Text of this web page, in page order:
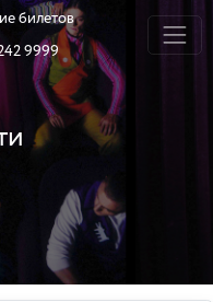
билетов
9999